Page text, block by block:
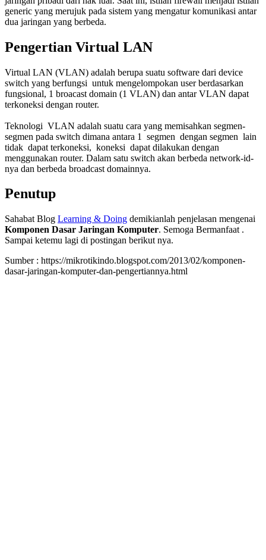
generic yang merujuk pada sistem yang mengatur komunikasi antar
dua jaringan yang berbeda.
Pengertian Virtual LAN
Virtual LAN (VLAN) adalah berupa suatu software dari device
switch yang berfungsi untuk mengelompokan user berdasarkan
fungsional, 1 broacast domain (1 VLAN) dan antar VLAN dapat
terkoneksi dengan router.
Teknologi VLAN adalah suatu cara yang memisahkan segmen-
segmen pada switch dimana antara 1 segmen dengan segmen lain
tidak dapat terkoneksi, koneksi dapat dilakukan dengan
menggunakan router. Dalam satu switch akan berbeda network-id-
nya dan berbeda broadcast domainnya.
Penutup
Sahabat Blog Learning & Doing demikianlah penjelasan mengenai
Komponen Dasar Jaringan Komputer. Semoga Bermanfaat .
Sampai ketemu lagi di postingan berikut nya.
Sumber : https://mikrotikindo.blogspot.com/2013/02/komponen-
dasar-jaringan-komputer-dan-pengertiannya.html